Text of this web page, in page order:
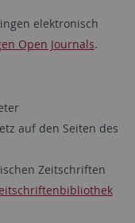
elektronisch
Open Journals.
auf den Seiten des
Zeitschriften